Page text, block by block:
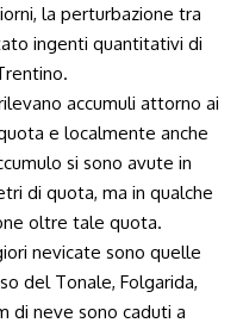
la perturbazione tra
ingenti quantitativi di
accumuli attorno ai
e localmente anche
si sono avute in
di quota, ma in qualche
oltre tale quota.
nevicate sono quelle
del Tonale, Folgarida,
di neve sono caduti a